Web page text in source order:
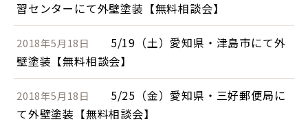
習センターにて外壁塗装【無料相談会】
2018年5月18日
5/19（土）愛知県・津島市にて外
壁塗装【無料相談会】
2018年5月18日
5/25（金）愛知県・三好郵便局に
て外壁塗装【無料相談会】